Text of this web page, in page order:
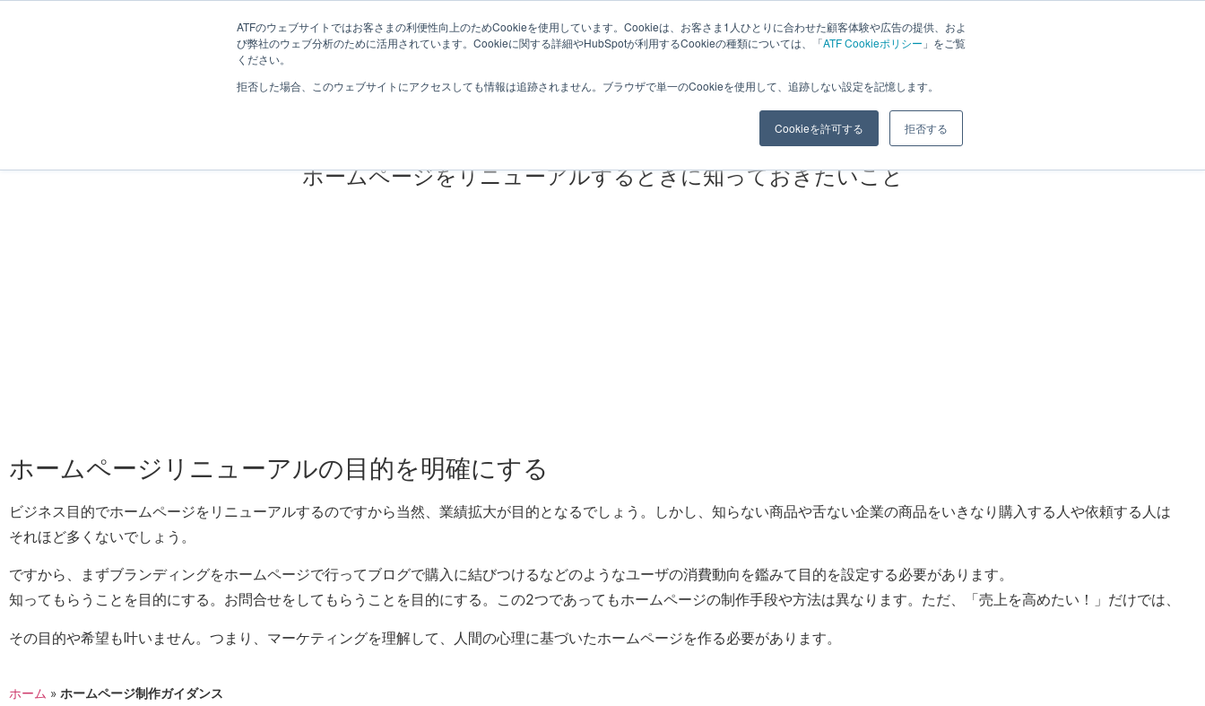
ATFのウェブサイトではお客さまの利便性向上のためCookieを使用しています。Cookieは、お客さま1人ひとりに合わせた顧客体験や広告の提供、およ
び弊社のウェブ分析のために活用されています。Cookieに関する詳細やHubSpotが利用するCookieの種類については、「ATF Cookieポリシー 」をご覧
ください。
拒否した場合、このウェブサイトにアクセスしても情報は追跡されません。ブラウザで単一のCookieを使用して、追跡しない設定を記憶します。
Cookieを許可する 拒否する
Web制作考え方 サービスメニュー 料金 Web制作 ナレッジ ブログ 会社概要
ホームページをリニューアルするときに知っておきたいこと
ホームページリニューアルの目的を明確にする
ビジネス目的でホームページをリニューアルするのですから当然、業績拡大が目的となるでしょう。しかし、知らない商品や舌ない企業の商品をいきなり購入する人や依頼する人は
それほど多くないでしょう。
ですから、まずブランディングをホームページで行ってブログで購入に結びつけるなどのようなユーザの消費動向を鑑みて目的を設定する必要があります。
知ってもらうことを目的にする。お問合せをしてもらうことを目的にする。この2つであってもホームページの制作手段や方法は異なります。ただ、「売上を高めたい！」だけでは、
その目的や希望も叶いません。つまり、マーケティングを理解して、人間の心理に基づいたホームページを作る必要があります。
ホーム » ホームページ制作ガイダンス